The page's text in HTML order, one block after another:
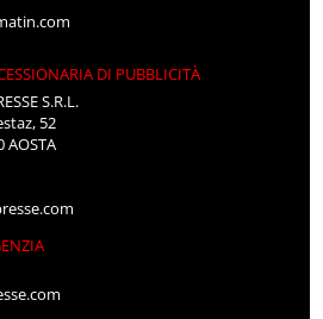
DI PUBBLICITÀ
S.R.L.
52
AOSTA